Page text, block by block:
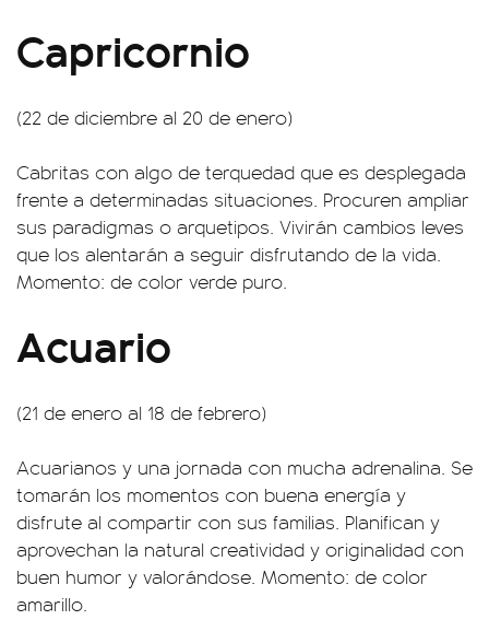
Capricornio
(22 de diciembre al 20 de enero)
Cabritas con algo de terquedad que es desplegada
frente a determinadas situaciones. Procuren ampliar
sus paradigmas o arquetipos. Vivirán cambios leves
que los alentarán a seguir disfrutando de la vida.
Momento: de color verde puro.
Acuario
(21 de enero al 18 de febrero)
Acuarianos y una jornada con mucha adrenalina. Se
tomarán los momentos con buena energía y
disfrute al compartir con sus familias. Planifican y
aprovechan la natural creatividad y originalidad con
buen humor y valorándose. Momento: de color
amarillo.